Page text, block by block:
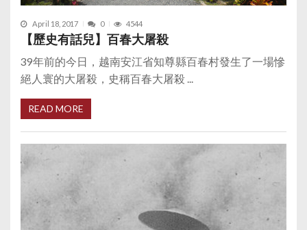
April 18, 2017 0 4544
【歷史有話兒】百春大屠殺
39年前的今日，越南安江省知尊縣百春村發生了一場慘
絕人寰的大屠殺，史稱百春大屠殺 ...
READ MORE